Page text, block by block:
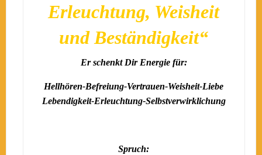
Erleuchtung, Weisheit
und Beständigkeit“
Er schenkt Dir Energie für:
Hellhören-Befreiung-Vertrauen-Weisheit-Liebe
Lebendigkeit-Erleuchtung-Selbstverwirklichung
Spruch: